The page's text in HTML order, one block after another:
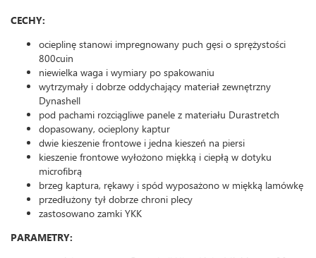
CECHY:
ocieplinę stanowi impregnowany puch gęsi o sprężystości
800cuin
niewielka waga i wymiary po spakowaniu
wytrzymały i dobrze oddychający materiał zewnętrzny
Dynashell
pod pachami rozciągliwe panele z materiału Durastretch
dopasowany, ocieplony kaptur
dwie kieszenie frontowe i jedna kieszeń na piersi
kieszenie frontowe wyłożono miękką i ciepłą w dotyku
microfibrą
brzeg kaptura, rękawy i spód wyposażono w miękką lamówkę
przedłużony tył dobrze chroni plecy
zastosowano zamki YKK
PARAMETRY: